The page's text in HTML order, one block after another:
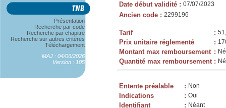
Présentation
Recherche par code
Recherche par chapitre
Recherche sur autres critères
Téléchargement
MAJ : 04/06/2026
Version : 105
Date début validité : 07/07/2023
Ancien code : 2299196
Tarif :
Prix unitaire réglementé :
Montant max remboursement :
Quantité max remboursement :
Entente préalable : Non
Indications : Oui
Identifiant : Néant